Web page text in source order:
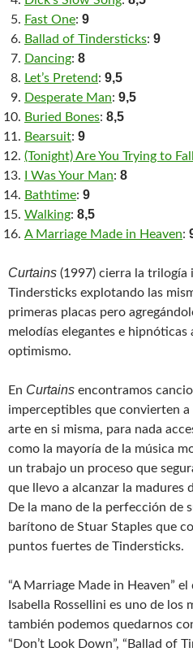
Fast One: 9
Ballad of Tindersticks: 9
Dancing: 8
Let’s Pretend: 9,5
Desperate Man: 9,5
Buried Bones: 8,5
Bearsuit: 9
(Tonight) Are You Trying to
I Was Your Man: 8
Bathtime: 9
Walking: 8,5
A Marriage Made in Heaven:
Curtains (1997) cierra la trilogía
Tindersticks explotando las
primeras placas pero
melodías elegantes e hipnóticas
optimismo.
En Curtains encontramos
imperceptibles que convierten
arte en si misma, para nada
como la mayoría de la música
un trabajo un proceso que
que llevo a alcanzar la madures
De la mano de la perfección de
barítono de Stuar Staples que
puntos fuertes de Tindersticks.
“A Marriage Made in Heaven”
Isabella Rossellini es uno de los
también podemos quedarnos
“Don’t Look Down”, “Ballad of